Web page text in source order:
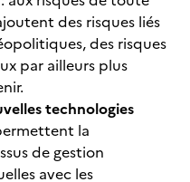
des risques liés
des risques
par ailleurs plus
technologies
la
de gestion
avec les